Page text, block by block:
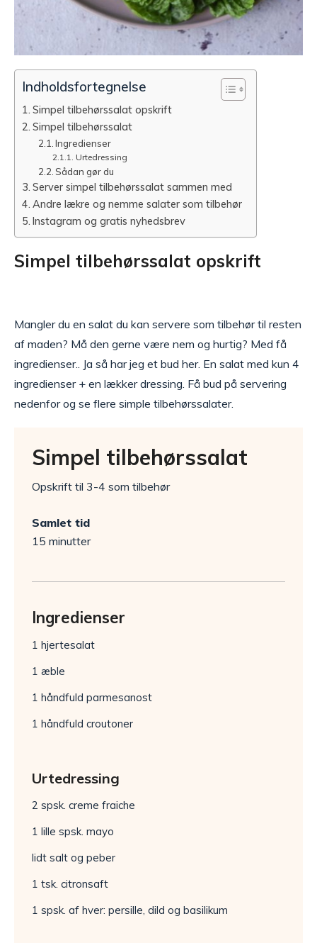
Indholdsfortegnelse
Simpel tilbehørssalat opskrift
Simpel tilbehørssalat
Ingredienser
Urtedressing
Sådan gør du
Server simpel tilbehørssalat sammen med
Andre lækre og nemme salater som tilbehør
Instagram og gratis nyhedsbrev
Simpel tilbehørssalat opskrift
Mangler du en salat du kan servere som tilbehør til resten
af maden? Må den gerne være nem og hurtig? Med få
ingredienser.. Ja så har jeg et bud her. En salat med kun 4
ingredienser + en lækker dressing. Få bud på servering
nedenfor og se flere simple tilbehørssalater.
Simpel tilbehørssalat
Opskrift til 3-4 som tilbehør
Samlet tid
15 minutter
Ingredienser
1 hjertesalat
1 æble
1 håndfuld parmesanost
1 håndfuld croutoner
Urtedressing
2 spsk. creme fraiche
1 lille spsk. mayo
lidt salt og peber
1 tsk. citronsaft
1 spsk. af hver: persille, dild og basilikum